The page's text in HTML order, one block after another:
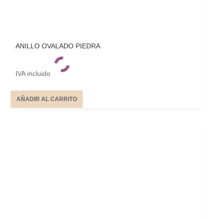
ANILLO OVALADO PIEDRA
IVA incluido
AÑADIR AL CARRITO